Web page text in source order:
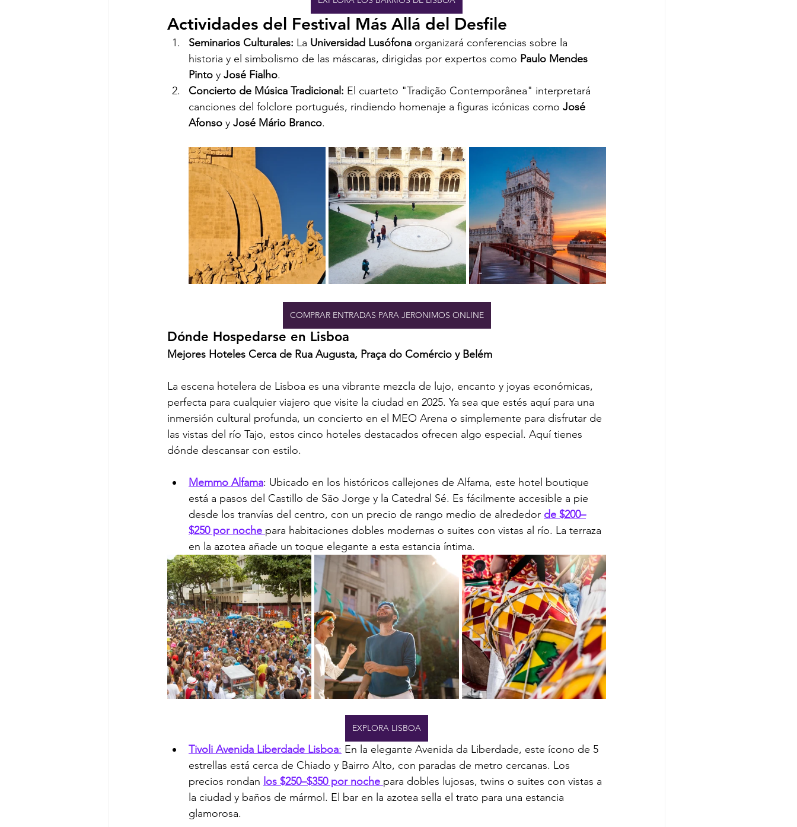
Actividades del Festival Más Allá del Desfile
Seminarios Culturales: La Universidad Lusófona organizará conferencias sobre la
historia y el simbolismo de las máscaras, dirigidas por expertos como Paulo Mendes
Pinto y José Fialho.
Concierto de Música Tradicional: El cuarteto "Tradição Contemporânea" interpretará
canciones del folclore portugués, rindiendo homenaje a figuras icónicas como José
Afonso y José Mário Branco.
COMPRAR ENTRADAS PARA JERONIMOS ONLINE
Dónde Hospedarse en Lisboa
Mejores Hoteles Cerca de Rua Augusta, Praça do Comércio y Belém
La escena hotelera de Lisboa es una vibrante mezcla de lujo, encanto y joyas económicas,
perfecta para cualquier viajero que visite la ciudad en 2025. Ya sea que estés aquí para una
inmersión cultural profunda, un concierto en el MEO Arena o simplemente para disfrutar de
las vistas del río Tajo, estos cinco hoteles destacados ofrecen algo especial. Aquí tienes
dónde descansar con estilo.
Memmo Alfama: Ubicado en los históricos callejones de Alfama, este hotel boutique
está a pasos del Castillo de São Jorge y la Catedral Sé. Es fácilmente accesible a pie
desde los tranvías del centro, con un precio de rango medio de alrededor de $200–
$250 por noche para habitaciones dobles modernas o suites con vistas al río. La terraza
en la azotea añade un toque elegante a esta estancia íntima.
EXPLORA LISBOA
Tivoli Avenida Liberdade Lisboa: En la elegante Avenida da Liberdade, este ícono de 5
estrellas está cerca de Chiado y Bairro Alto, con paradas de metro cercanas. Los
precios rondan los $250–$350 por noche para dobles lujosas, twins o suites con vistas a
la ciudad y baños de mármol. El bar en la azotea sella el trato para una estancia
glamorosa.